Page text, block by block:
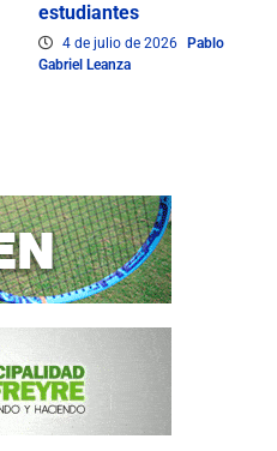
estudiantes
4 de julio de 2026
Pablo
Gabriel Leanza